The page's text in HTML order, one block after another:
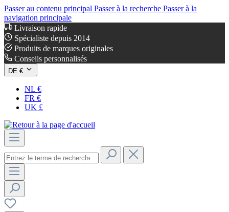
Passer au contenu principal Passer à la recherche Passer à la
navigation principale
Livraison rapide
Spécialiste depuis 2014
Produits de marques originales
Conseils personnalisés
DE €
NL €
FR €
UK £